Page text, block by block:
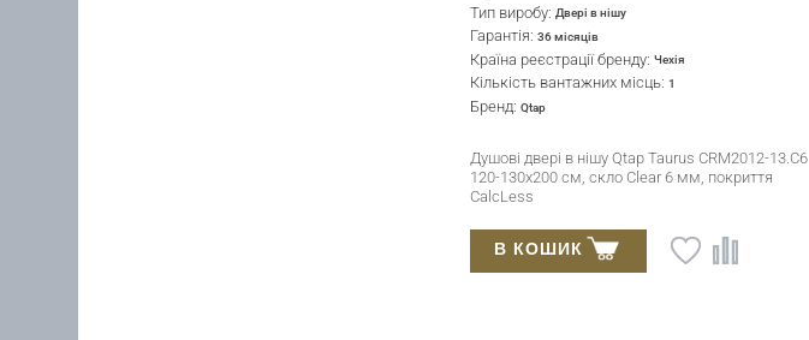
Тип виробу:Двері в нішу
Гарантія:36 місяців
Країна реєстрації бренду:Чехія
Кількість вантажних місць:1
Бренд:Qtap
Душові двері в нішу Qtap Taurus CRM2012-13.C6
120-130x200 см, скло Clear 6 мм, покриття
CalcLess
В КОШИК